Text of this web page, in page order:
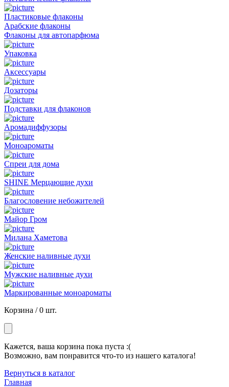
Пластиковые флаконы
Арабские флаконы
Флаконы для автопарфюма
Упаковка
Аксессуары
Дозаторы
Подставки для флаконов
Аромадиффузоры
Моноароматы
Спреи для дома
SHINE Мерцающие духи
Благословение небожителей
Майор Гром
Милана Хаметова
Женские наливные духи
Мужские наливные духи
Маркированные моноароматы
Корзина /0 шт.
Кажется, ваша корзина пока пуста :(
Возможно, вам понравится что-то из нашего каталога!
Вернуться в каталог
Главная